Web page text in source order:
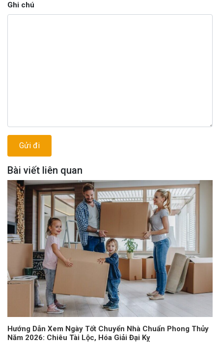
Ghi chú
Bài viết liên quan
Hướng Dẫn Xem Ngày Tốt Chuyển Nhà Chuẩn Phong Thủy
Năm 2026: Chiêu Tài Lộc, Hóa Giải Đại Kỵ